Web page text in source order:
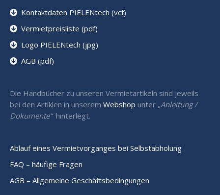
Kontaktdaten PIELENtech (vcf)
Vermietpreisliste (pdf)
Logo PIELENtech (jpg)
AGB (pdf)
Die Handbücher zu unseren Vermietartikeln sind jeweils
bei den Artiklen in unserem Webshop unter „Anleitung /
Dokumente“ hinterlegt.
Ablauf eines Vermietvorganges bei Selbstabholung
FAQ – häufige Fragen
AGB – Allgemeine Geschäftsbedingungen